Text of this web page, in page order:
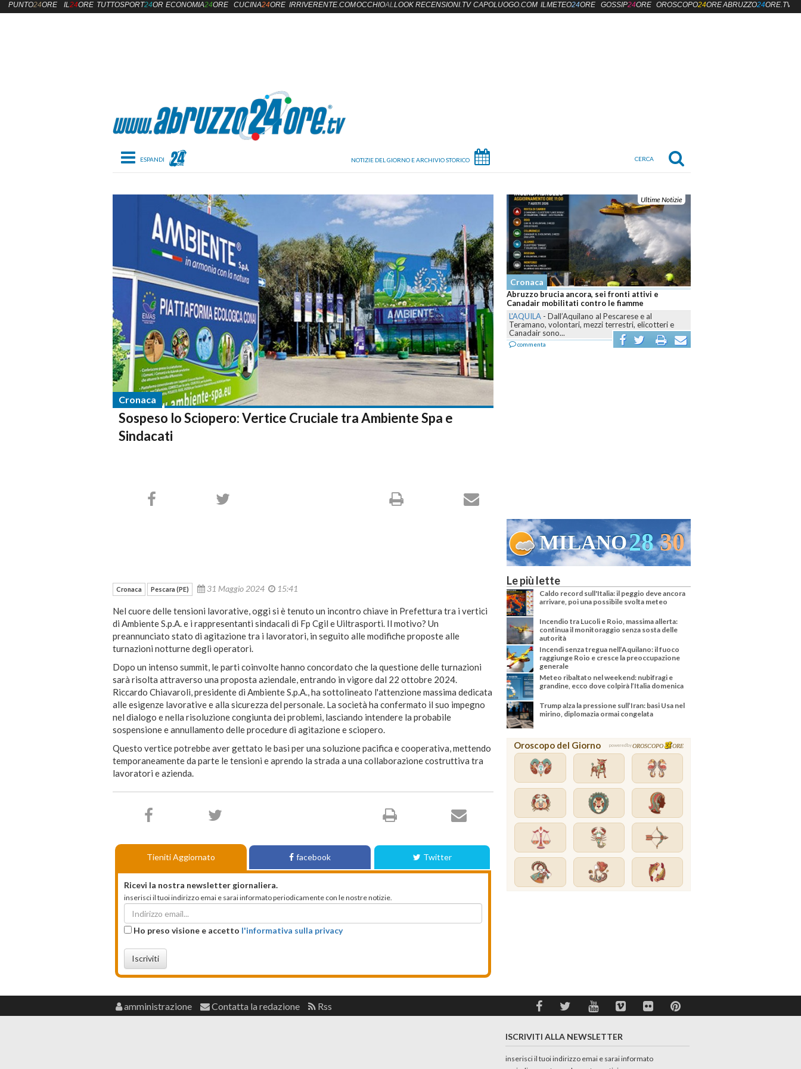
Toggle navigation
Cronaca
Sospeso lo Sciopero: Vertice Cruciale tra Ambiente Spa e
Sindacati
Ultime Notizie
Cronaca
Abruzzo brucia ancora, sei fronti attivi e
Canadair mobilitati contro le fiamme
L'AQUILA - Dall’Aquilano al Pescarese e al
Teramano, volontari, mezzi terrestri, elicotteri e
Canadair sono...
commenta
MILANO28 30
Cronaca Pescara (PE) 31 Maggio 2024 15:41
Nel cuore delle tensioni lavorative, oggi si è tenuto un incontro chiave in Prefettura tra i vertici
di Ambiente S.p.A. e i rappresentanti sindacali di Fp Cgil e Uiltrasporti. Il motivo? Un
preannunciato stato di agitazione tra i lavoratori, in seguito alle modifiche proposte alle
turnazioni notturne degli operatori.
Dopo un intenso summit, le parti coinvolte hanno concordato che la questione delle turnazioni
sarà risolta attraverso una proposta aziendale, entrando in vigore dal 22 ottobre 2024.
Riccardo Chiavaroli, presidente di Ambiente S.p.A., ha sottolineato l'attenzione massima dedicata
alle esigenze lavorative e alla sicurezza del personale. La società ha confermato il suo impegno
nel dialogo e nella risoluzione congiunta dei problemi, lasciando intendere la probabile
sospensione e annullamento delle procedure di agitazione e sciopero.
Questo vertice potrebbe aver gettato le basi per una soluzione pacifica e cooperativa, mettendo
temporaneamente da parte le tensioni e aprendo la strada a una collaborazione costruttiva tra
lavoratori e azienda.
Tieniti Aggiornato facebook Twitter
Ricevi la nostra newsletter giornaliera.
inserisci il tuoi indirizzo emai e sarai informato periodicamente con le nostre notizie.
Ho preso visione e accetto l'informativa sulla privacy
Iscriviti
Le più lette
Caldo record sull'Italia: il peggio deve ancora
arrivare, poi una possibile svolta meteo
Incendio tra Lucoli e Roio, massima allerta:
continua il monitoraggio senza sosta delle
autorità
Incendi senza tregua nell’Aquilano: il fuoco
raggiunge Roio e cresce la preoccupazione
generale
Meteo ribaltato nel weekend: nubifragi e
grandine, ecco dove colpirà l’Italia domenica
Trump alza la pressione sull’Iran: basi Usa nel
mirino, diplomazia ormai congelata
Oroscopo del Giorno powered byOROSCOPO ORE
PUNTO24ORE IL24ORE TUTTOSPORT24OREECONOMIA24ORE CUCINA24ORE IRRIVERENTE.COMOCCHIOALLOOK RECENSIONI.TV CAPOLUOGO.COM ILMETEO24ORE GOSSIP24ORE OROSCOPO24OREABRUZZO24ORE.TV
amministrazione Contatta la redazione Rss
ISCRIVITI ALLA NEWSLETTER
inserisci il tuoi indirizzo emai e sarai informato